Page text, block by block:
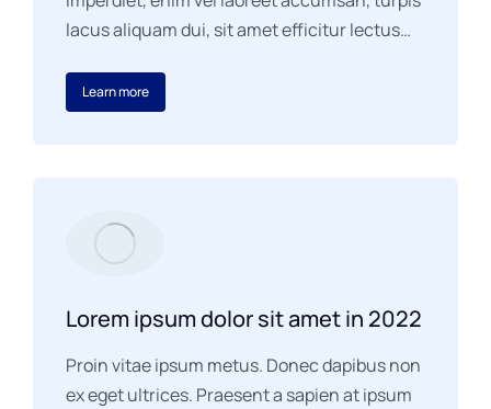
lacus aliquam dui, sit amet efficitur lectus…
Learn more
Lorem ipsum dolor sit amet in 2022
Proin vitae ipsum metus. Donec dapibus non
ex eget ultrices. Praesent a sapien at ipsum